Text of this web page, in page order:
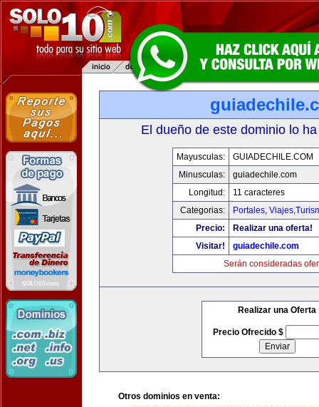
El dueño de este dominio lo
Mayusculas:
GUIADECHILE.COM
Minusculas:
guiadechile.com
Longitud:
11 caracteres
Categorias:
Portales,
Precio:
Realizar una oferta!
Visitar!
guiadechile.com
Serán consideradas
Realizar una Oferta
Precio Ofrecido $
Otros dominios en venta: